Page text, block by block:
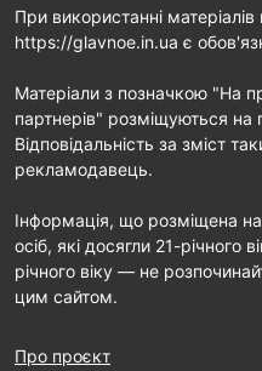
При використанні
https://glavnoe.in.ua є
Матеріали з позначкою "На
партнерів" розміщуються
Відповідальність за зміст
рекламодавець.
Інформація, що розміщена
осіб, які досягли 21-річного
річного віку — не
цим сайтом.
Про проєкт